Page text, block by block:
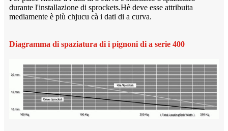
durante l'installazione di sprockets.Hè deve esse attribuita
mediamente è più chjucu cà i dati di a curva.
Diagramma di spaziatura di i pignoni di a serie 400